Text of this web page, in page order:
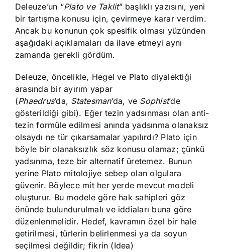
Deleuze’un “Plato ve Taklit” başlıklı yazısını, yeni
bir tartışma konusu için, çevirmeye karar verdim.
Ancak bu konunun çok spesifik olması yüzünden
aşağıdaki açıklamaları da ilave etmeyi aynı
zamanda gerekli gördüm.
Deleuze, öncelikle, Hegel ve Plato diyalektiği
arasında bir ayırım yapar
(Phaedrus’da, Statesman’da, ve Sophist’de
gösterildiği gibi). Eğer tezin yadsınması olan anti-
tezin formüle edilmesi anında yadsınma olanaksız
olsaydı ne tür çıkarsamalar yapılırdı? Plato için
böyle bir olanaksızlık söz konusu olamaz; çünkü
yadsınma, teze bir alternatif üretemez. Bunun
yerine Plato mitolojiye sebep olan olgulara
güvenir. Böylece mit her yerde mevcut modeli
oluşturur. Bu modele göre hak sahipleri göz
önünde bulundurulmalı ve iddiaları buna göre
düzenlenmelidir. Hedef, kavramın özel bir hale
getirilmesi, türlerin belirlenmesi ya da soyun
seçilmesi değildir; fikrin (Idea)